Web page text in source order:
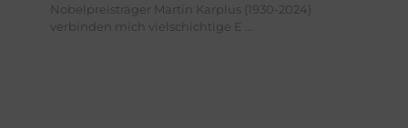
Nobelpreisträger Martin Karplus (1930-2024)
verbinden mich vielschichtige E ...